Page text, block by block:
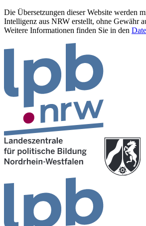
Die Übersetzungen dieser Website werden
Intelligenz aus NRW erstellt, ohne Gewähr
Weitere Informationen finden Sie in den